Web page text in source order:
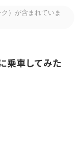
）が含まれていま
乗車してみた